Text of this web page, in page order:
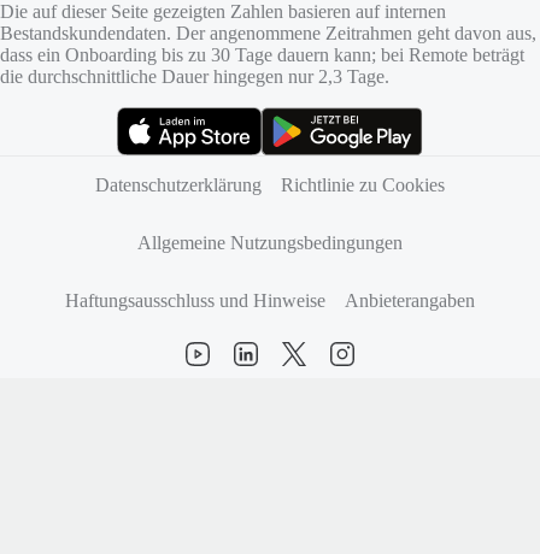
Die auf dieser Seite gezeigten Zahlen basieren auf internen
Bestandskundendaten. Der angenommene Zeitrahmen geht davon aus,
dass ein Onboarding bis zu 30 Tage dauern kann; bei Remote beträgt
die durchschnittliche Dauer hingegen nur 2,3 Tage.
Datenschutzerklärung
Richtlinie zu Cookies
Allgemeine Nutzungsbedingungen
Haftungsausschluss und Hinweise Anbieterangaben